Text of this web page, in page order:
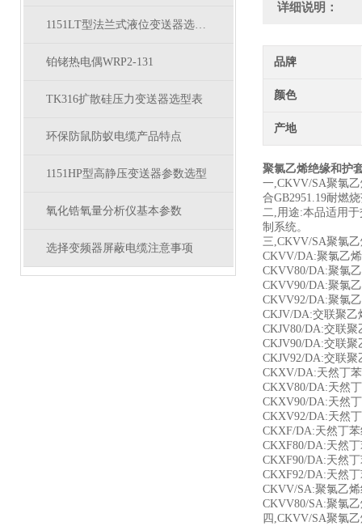
1151LT型法兰式液位变送器选型表
铂铑热电偶WRP2-131
TK316扩散硅压力变送器选型表
环保防鼠防蚁电缆产品特点
1151HP型高静压变送器参数选型
氧化锆氧量分析仪基本参数
选择变频器屏蔽电缆注意事项
详细说明：
品牌
颜色
产地
聚氯乙烯绝缘和护
一,CKVV/SA聚氯
合GB2951.19耐燃
二,用途:本品适用
制系统。
三,CKVV/SA聚氯
CKVV/DA:聚氯乙
CKVV80/DA:聚氯
CKVV90/DA:聚氯
CKVV92/DA:聚氯
CKJV/DA:交联聚
CKJV80/DA:交联
CKJV90/DA:交联
CKJV92/DA:交联
CKXV/DA:天然丁
CKXV80/DA:天然
CKXV90/DA:天然
CKXV92/DA:天然
CKXF/DA:天然丁
CKXF80/DA:天然
CKXF90/DA:天然
CKXF92/DA:天然
CKVV/SA:聚氯乙
CKVV80/SA:聚氯
四,CKVV/SA聚氯